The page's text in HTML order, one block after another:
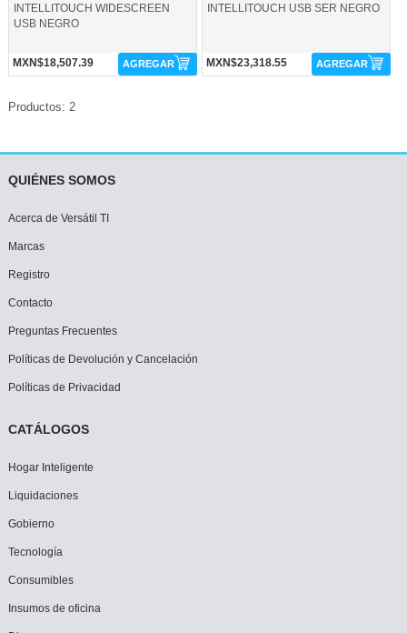
INTELLITOUCH WIDESCREEN
USB NEGRO
MXN$18,507.39 AGREGAR
INTELLITOUCH USB SER NEGRO
MXN$23,318.55 AGREGAR
Productos: 2
QUIÉNES SOMOS
Acerca de Versátil TI
Marcas
Registro
Contacto
Preguntas Frecuentes
Políticas de Devolución y Cancelación
Políticas de Privacidad
CATÁLOGOS
Hogar Inteligente
Liquidaciones
Gobierno
Tecnología
Consumibles
Insumos de oficina